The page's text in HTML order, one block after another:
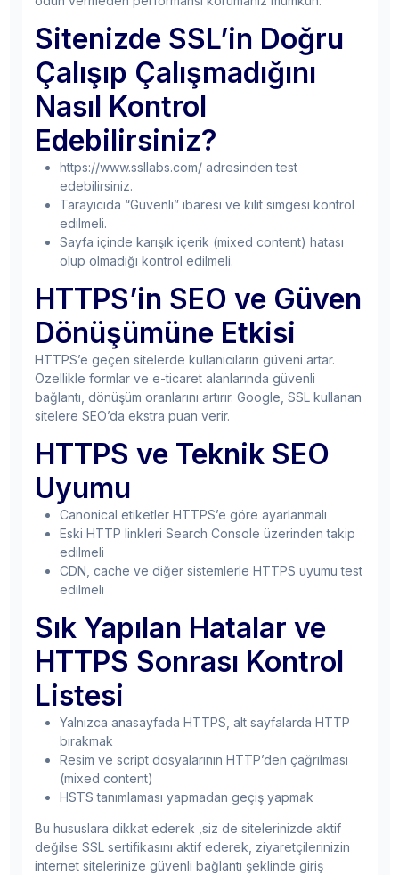
Sitenizde SSL’in Doğru
Çalışıp Çalışmadığını
Nasıl Kontrol
Edebilirsiniz?
https://www.ssllabs.com/ adresinden test
edebilirsiniz.
Tarayıcıda “Güvenli” ibaresi ve kilit simgesi kontrol
edilmeli.
Sayfa içinde karışık içerik (mixed content) hatası
olup olmadığı kontrol edilmeli.
HTTPS’in SEO ve Güven
Dönüşümüne Etkisi
HTTPS’e geçen sitelerde kullanıcıların güveni artar.
Özellikle formlar ve e-ticaret alanlarında güvenli
bağlantı, dönüşüm oranlarını artırır. Google, SSL kullanan
sitelere SEO’da ekstra puan verir.
HTTPS ve Teknik SEO
Uyumu
Canonical etiketler HTTPS’e göre ayarlanmalı
Eski HTTP linkleri Search Console üzerinden takip
edilmeli
CDN, cache ve diğer sistemlerle HTTPS uyumu test
edilmeli
Sık Yapılan Hatalar ve
HTTPS Sonrası Kontrol
Listesi
Yalnızca anasayfada HTTPS, alt sayfalarda HTTP
bırakmak
Resim ve script dosyalarının HTTP’den çağrılması
(mixed content)
HSTS tanımlaması yapmadan geçiş yapmak
Bu hususlara dikkat ederek ,siz de sitelerinizde aktif
değilse SSL sertifikasını aktif ederek, ziyaretçilerinizin
internet sitelerinize güvenli bağlantı şeklinde giriş